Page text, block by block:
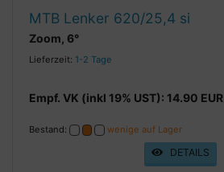
MTB Lenker 620/25,4 si
Zoom, 6°
Lieferzeit: 1-2 Tage
Empf. VK (inkl 19% UST): 14.90 EUR
Bestand: wenige auf Lager
DETAILS